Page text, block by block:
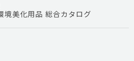
境美化用品 総合カタログ